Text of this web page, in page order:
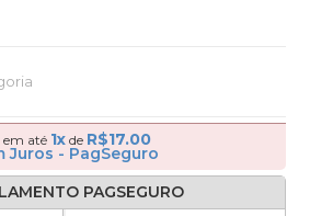
em até 1xde R$17.00
Juros - PagSeguro
PAGSEGURO